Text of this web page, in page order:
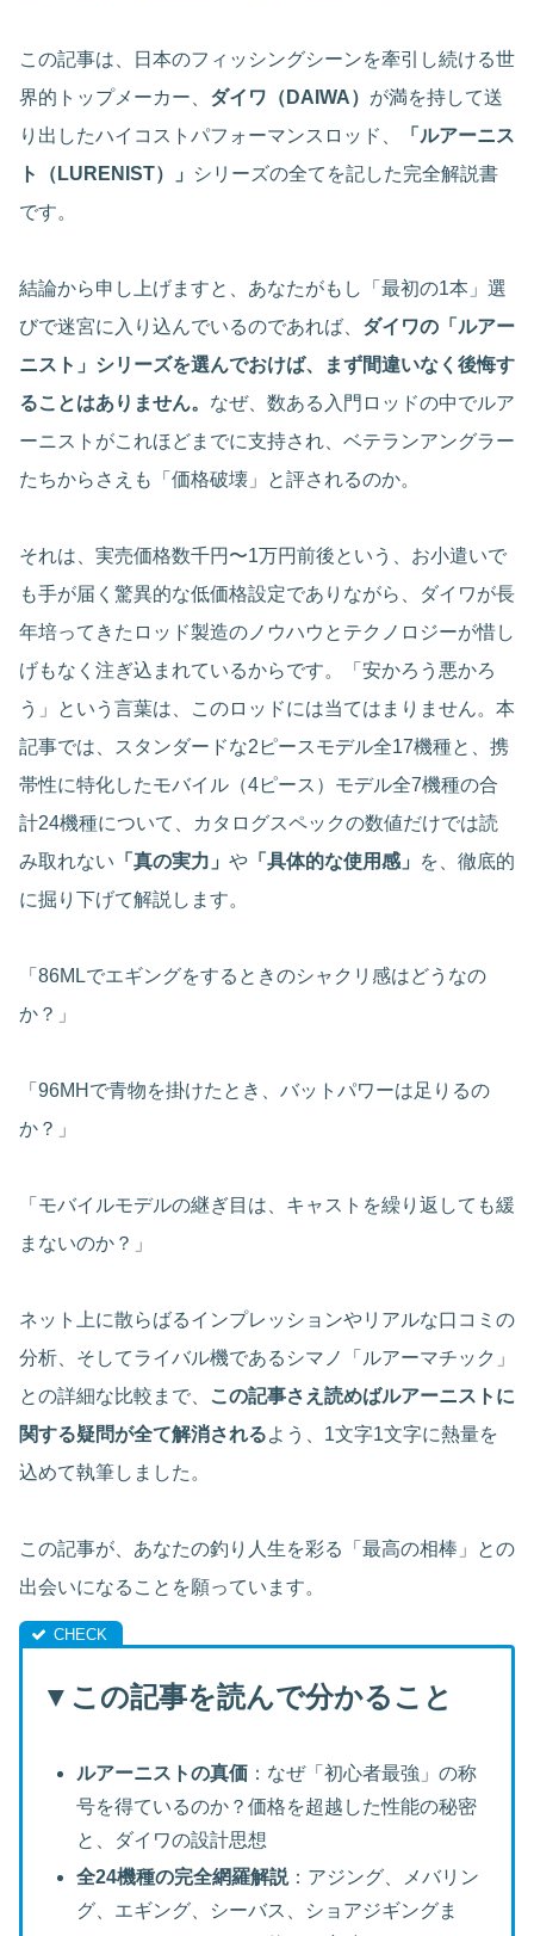
この記事は、日本のフィッシングシーンを牽引し続ける世
界的トップメーカー、 ダイワ（DAIWA） が満を持して送
り出したハイコストパフォーマンスロッド、
「ルアーニス
ト（LURENIST）」
シリーズの全てを記した完全解説書
です。
結論から申し上げますと、あなたがもし「最初の1本」選
びで迷宮に入り込んでいるのであれば、 ダイワの「ルアー
ニスト」シリーズを選んでおけば、まず間違いなく後悔す
ることはありません。 なぜ、数ある入門ロッドの中でルア
ーニストがこれほどまでに支持され、ベテランアングラー
たちからさえも「価格破壊」と評されるのか。
それは、実売価格数千円〜1万円前後という、お小遣いで
も手が届く驚異的な低価格設定でありながら、ダイワが長
年培ってきたロッド製造のノウハウとテクノロジーが惜し
げもなく注ぎ込まれているからです。「安かろう悪かろ
う」という言葉は、このロッドには当てはまりません。本
記事では、スタンダードな2ピースモデル全17機種と、携
帯性に特化したモバイル（4ピース）モデル全7機種の合
計24機種について、カタログスペックの数値だけでは読
み取れない 「真の実力」 や 「具体的な使用感」
を、徹底的
に掘り下げて解説します。
「86MLでエギングをするときのシャクリ感はどうなの
か？」
「96MHで青物を掛けたとき、バットパワーは足りるの
か？」
「モバイルモデルの継ぎ目は、キャストを繰り返しても緩
まないのか？」
ネット上に散らばるインプレッションやリアルな口コミの
分析、そしてライバル機であるシマノ「ルアーマチック」
との詳細な比較まで、
この記事さえ読めばルアーニストに
関する疑問が全て解消されるよう、1文字1文字に熱量を
込めて執筆しました。
この記事が、あなたの釣り人生を彩る「最高の相棒」との
出会いになることを願っています。
▼ この記事を読んで分かること
ルアーニストの真価 ：なぜ「初心者最強」の称
号を得ているのか？価格を超越した性能の秘密
と、ダイワの設計思想
全24機種の完全網羅解説：アジング、メバリン
グ、エギング、シーバス、ショアジギングま